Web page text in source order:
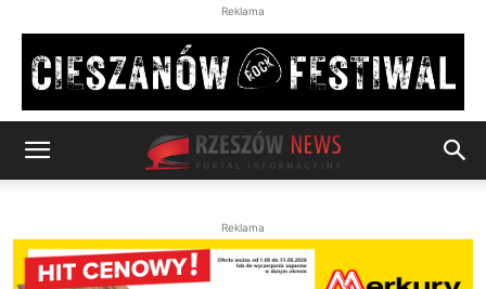
Reklama
Reklama